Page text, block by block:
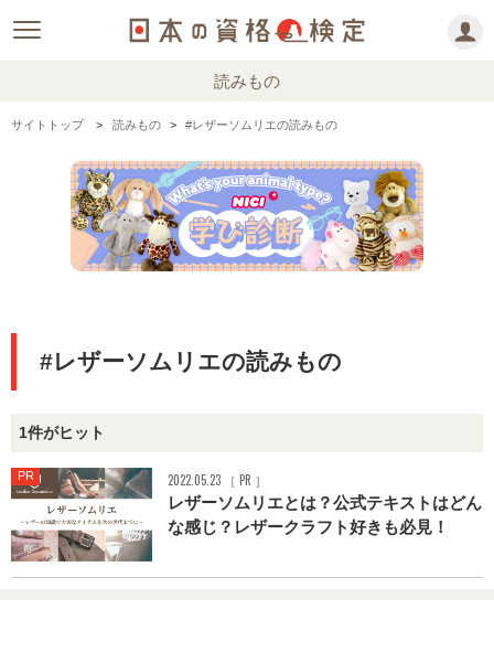
読みもの
サイトトップ 読みもの #レザーソムリエの読みもの
#レザーソムリエの読みもの
1件がヒット
PR 2022.05.23 ［ PR ］
レザーソムリエとは？公式テキストはどん
な感じ？レザークラフト好きも必見！